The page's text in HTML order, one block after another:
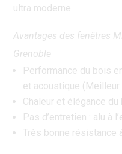
ultra moderne.
Avantages des fenêtres
Grenoble
Performance du bois
et acoustique (Meilleur
Chaleur et élégance du
Pas d’entretien : alu à
Très bonne résistance